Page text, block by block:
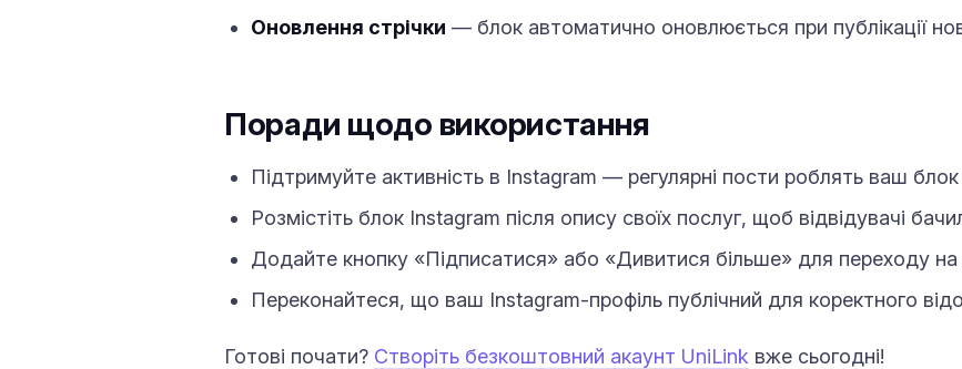
Оновлення стрічки — блок автоматично оновлюється при публікації
Поради щодо використання
Підтримуйте активність в Instagram — регулярні пости роблять ваш
Розмістіть блок Instagram після опису своїх послуг, щоб відвідувачі
Додайте кнопку «Підписатися» або «Дивитися більше» для переходу на
Переконайтеся, що ваш Instagram-профіль публічний для коректного
Готові почати? Створіть безкоштовний акаунт UniLink вже сьогодні!